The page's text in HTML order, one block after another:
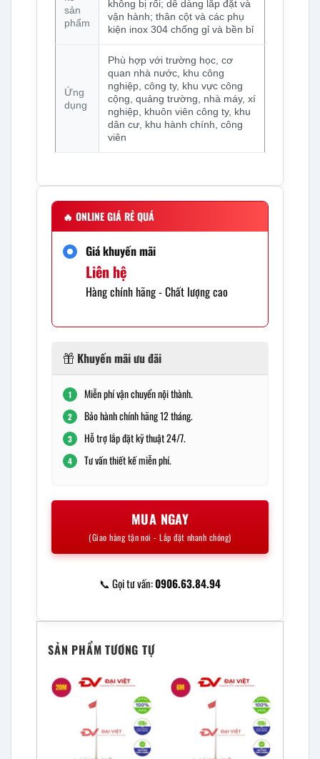
sản
phẩm
không bị rối; dễ dàng lắp đặt và
vận hành; thân cột và các phụ
kiện inox 304 chống gỉ và bền bỉ
Ứng
dụng
Phù hợp với trường học, cơ
quan nhà nước, khu công
nghiệp, công ty, khu vực công
cộng, quảng trường, nhà máy, xí
nghiệp, khuôn viên công ty, khu
dân cư, khu hành chính, công
viên
🔥 ONLINE GIÁ RẺ QUÁ
Giá khuyến mãi
Liên hệ
Hàng chính hãng - Chất lượng cao
Khuyến mãi ưu đãi
1 Miễn phí vận chuyển nội thành.
2 Bảo hành chính hãng 12 tháng.
3 Hỗ trợ lắp đặt kỹ thuật 24/7.
4 Tư vấn thiết kế miễn phí.
MUA NGAY
(Giao hàng tận nơi - Lắp đặt nhanh chóng)
📞 Gọi tư vấn:0906.63.84.94
SẢN PHẨM TƯƠNG TỰ